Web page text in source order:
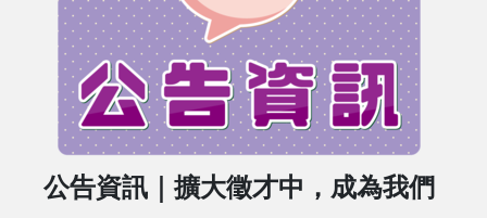
公告資訊｜擴大徵才中，成為我們